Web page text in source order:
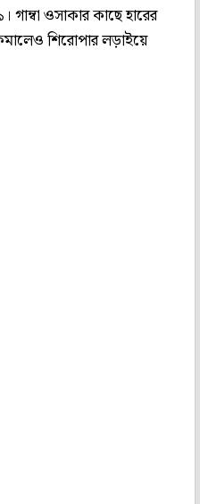
গাম্বা ওসাকার কাছে হারের
শিরোপার লড়াইয়ে